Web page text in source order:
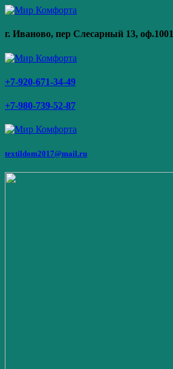
г. Иваново, пер Слесарный 13, оф.1001
+7-920-671-34-49
+7-980-739-52-87
textildom2017@mail.ru